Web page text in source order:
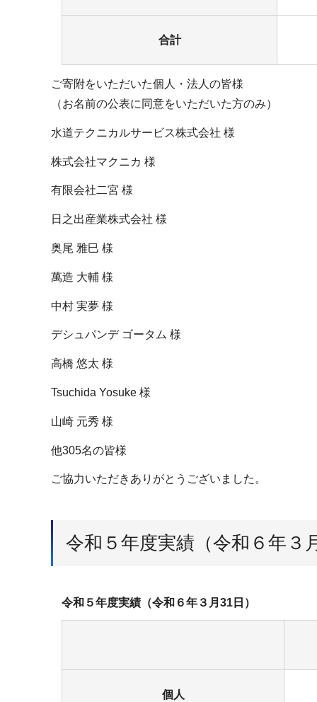
合計
ご寄附をいただいた個人・法人の皆様
（お名前の公表に同意をいただいた方のみ）
水道テクニカルサービス株式会社 様
株式会社マクニカ 様
有限会社二宮 様
日之出産業株式会社 様
奥尾 雅巳 様
萬造 大輔 様
中村 実夢 様
デシュパンデ ゴータム 様
高橋 悠太 様
Tsuchida Yosuke 様
山崎 元秀 様
他305名の皆様
ご協力いただきありがとうございました。
令和５年度実績（令和６年３
令和５年度実績（令和６年３月31日）
個人